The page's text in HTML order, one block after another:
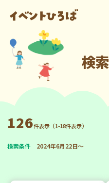
検
126件表示（1-18件表示）
検索条件 2024年6月22日～